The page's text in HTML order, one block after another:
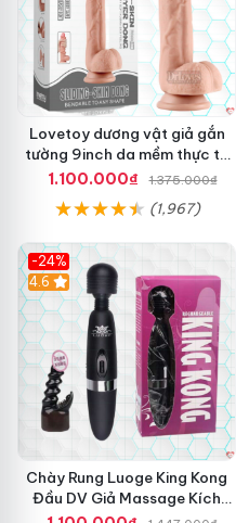
Lovetoy dương vật giả gắn
tường 9inch da mềm thực tế
thú vị
1.100.000₫ 1.375.000₫
(1,967)
-24%
4.6
Chày Rung Luoge King Kong
Đầu DV Giả Massage Kích
Thích